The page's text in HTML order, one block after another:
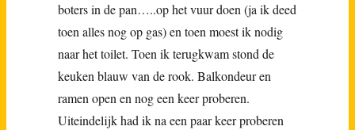
boters in de pan…..op het vuur doen (ja ik deed
toen alles nog op gas) en toen moest ik nodig
naar het toilet. Toen ik terugkwam stond de
keuken blauw van de rook. Balkondeur en
ramen open en nog een keer proberen.
Uiteindelijk had ik na een paar keer proberen